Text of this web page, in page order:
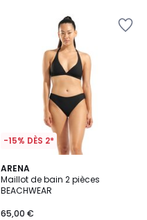
-15% DÈS 2*
ARENA
Maillot de bain 2 pièces
BEACHWEAR
65,00 €